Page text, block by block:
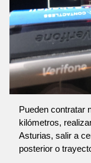
Pueden contratar
kilómetros,
Asturias, salir a
posterior o